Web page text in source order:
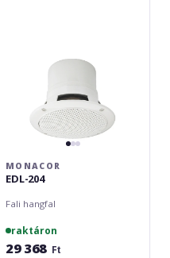
MONACOR
EDL-204
Fali hangfal
raktáron
29 368 Ft